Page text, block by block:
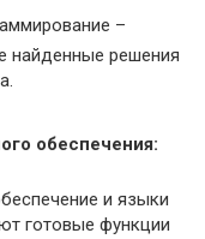
–
найденные решения
обеспечения:
и языки
готовые функции